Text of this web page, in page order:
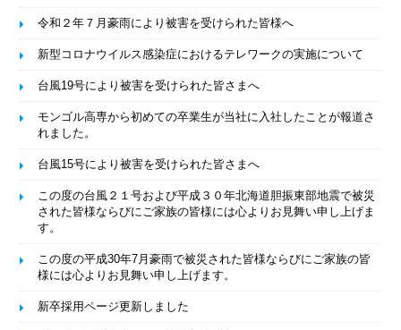
令和２年７月豪雨により被害を受けられた皆様へ
新型コロナウイルス感染症におけるテレワークの実施について
台風19号により被害を受けられた皆さまへ
モンゴル高専から初めての卒業生が当社に入社したことが報道さ
れました。
台風15号により被害を受けられた皆さまへ
この度の台風２１号および平成３０年北海道胆振東部地震で被災
された皆様ならびにご家族の皆様には心よりお見舞い申し上げま
す。
この度の平成30年7月豪雨で被災された皆様ならびにご家族の皆
様には心よりお見舞い申し上げます。
新卒採用ページ更新しました